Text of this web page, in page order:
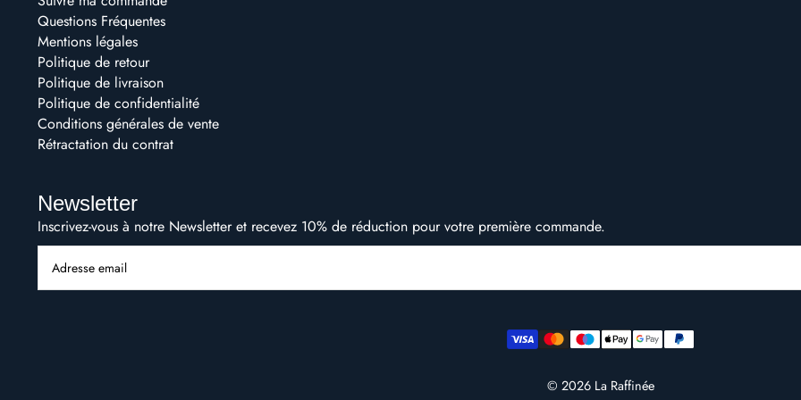
Questions Fréquentes
Mentions légales
Politique de retour
Politique de livraison
Politique de confidentialité
Conditions générales de vente
Rétractation du contrat
Newsletter
Inscrivez-vous à notre Newsletter et recevez 10% de réduction pour votre première commande.
Adresse email
© 2026 La Raffinée